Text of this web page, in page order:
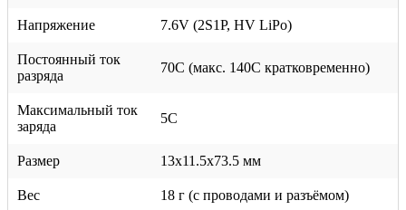
Напряжение 7.6V (2S1P, HV LiPo)
Постоянный ток
разряда
70C (макс. 140C кратковременно)
Максимальный ток
заряда
5C
Размер 13x11.5x73.5 мм
Вес 18 г (с проводами и разъёмом)